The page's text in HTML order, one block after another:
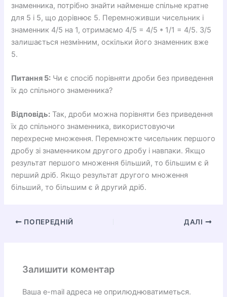
знаменника, потрібно знайти найменше спільне кратне
для 5 і 5, що дорівнює 5. Перемноживши чисельник і
знаменник 4/5 на 1, отримаємо 4/5 = 4/5 * 1/1 = 4/5. 3/5
залишається незмінним, оскільки його знаменник вже
5.
Питання 5: Чи є спосіб порівняти дроби без приведення
їх до спільного знаменника?
Відповідь: Так, дроби можна порівняти без приведення
їх до спільного знаменника, використовуючи
перехресне множення. Перемножте чисельник першого
дробу зі знаменником другого дробу і навпаки. Якщо
результат першого множення більший, то більшим є й
перший дріб. Якщо результат другого множення
більший, то більшим є й другий дріб.
ПОПЕРЕДНІЙ ДАЛІ
Залишити коментар
Ваша e-mail адреса не оприлюднюватиметься.